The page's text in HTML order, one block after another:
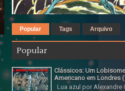
Popular Tags Arquivo
Popular
Clássicos: Um
Americano em Londres
Lua azul por Alexandre